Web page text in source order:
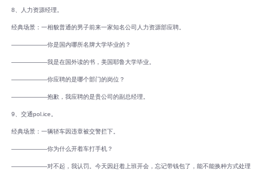
8、人力资源经理。
经典场景：一相貌普通的男子前来一家知名公司人力资源部应聘。
――――――你是国内哪所名牌大学毕业的？
――――――我是在国外读的书，美国耶鲁大学毕业。
――――――你应聘的是哪个部门的岗位？
――――――抱歉，我应聘的是贵公司的副总经理。
9、交通pol.ice。
经典场景：一辆轿车因违章被交警拦下。
――――――你为什么开着车打手机？
――――――对不起，我认罚。今天因赶着上班开会，忘记带钱包了，能不能换种方式处理